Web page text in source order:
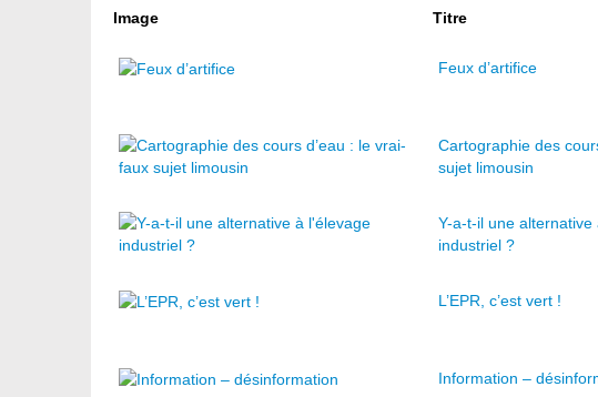
Image Titre
Feux d’artifice
Cartographie des
sujet limousin
Y-a-t-il une alternative
industriel ?
L’EPR, c’est vert !
Information –